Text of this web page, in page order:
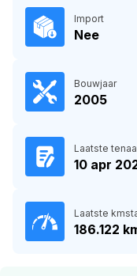
Import
Nee
Bouwjaar
2005
Laatste
10 apr
Laatste
186.122